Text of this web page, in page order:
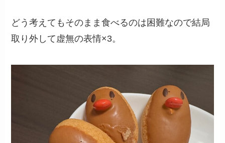
どう考えてもそのまま食べるのは困難なので結局
取り外して虚無の表情×3。